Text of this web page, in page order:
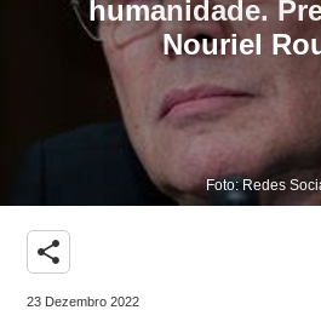
humanidade.
Nouriel
Foto: Redes
share
23 Dezembro 2022